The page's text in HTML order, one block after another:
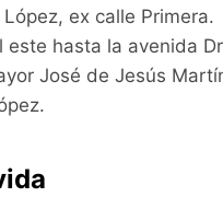
ex calle
hasta la avenida
José de Jesús